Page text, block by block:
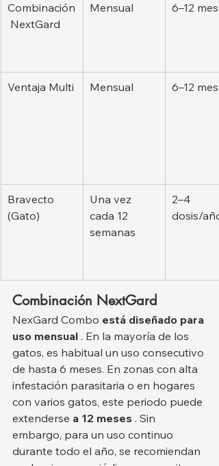
Combinación
NextGard
Mensual 6–12
Ventaja Multi Mensual 6–12
Bravecto
(Gato)
Una vez
cada 12
semanas
2–4
dosis/año
Combinación NextGard
NexGard Combo está diseñado para
uso mensual . En la mayoría de los
gatos, es habitual un uso consecutivo
de hasta 6 meses. En zonas con alta
infestación parasitaria o en hogares
con varios gatos, este periodo puede
extenderse a 12 meses . Sin
embargo, para un uso continuo
durante todo el año, se recomiendan